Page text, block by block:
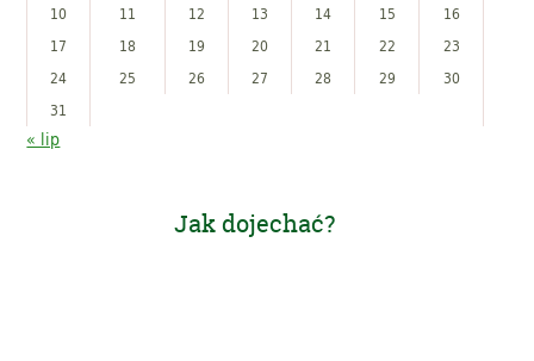
10
11 12 13 14 15
16
17
18 19 20 21 22
23
24
25 26 27 28 29
30
31
« lip
Jak dojechać?